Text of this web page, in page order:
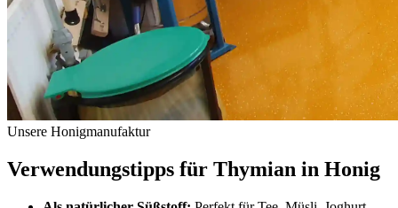
Unsere Honigmanufaktur
Verwendungstipps für Thymian in Honig